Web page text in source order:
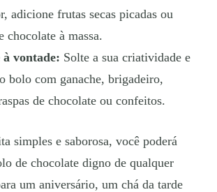
adicione frutas secas picadas ou
chocolate à massa.
à vontade: Solte a sua criatividade e
bolo com ganache, brigadeiro,
de chocolate ou confeitos.
simples e saborosa, você poderá
de chocolate digno de qualquer
um aniversário, um chá da tarde